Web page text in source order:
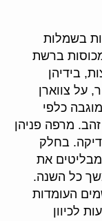
בשמלות
ברשת
בידיהן
על צווארן
כלפי
מרפה פניהן
בחלק
את
כל השנה.
העומדות
לכיוון